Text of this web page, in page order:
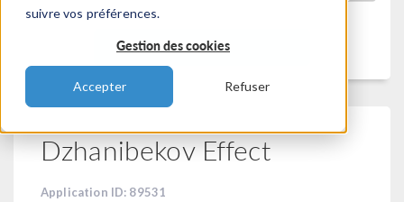
suivre vos préférences.
Gestion des cookies
Accepter Refuser
Filtrer
Dzhanibekov Effect
Application ID: 89531